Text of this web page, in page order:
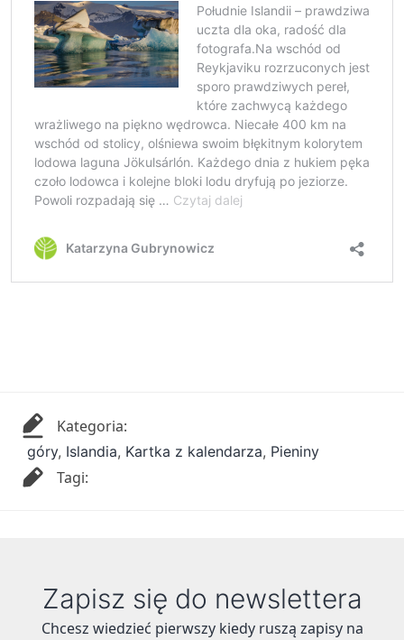
Kategoria:
góry, Islandia, Kartka z kalendarza, Pieniny
Tagi:
Zapisz się do newslettera
Chcesz wiedzieć pierwszy kiedy ruszą zapisy na